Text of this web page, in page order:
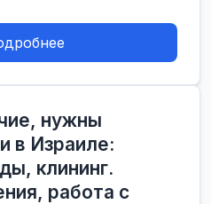
нужны
в Израиле:
клининг.
работа с